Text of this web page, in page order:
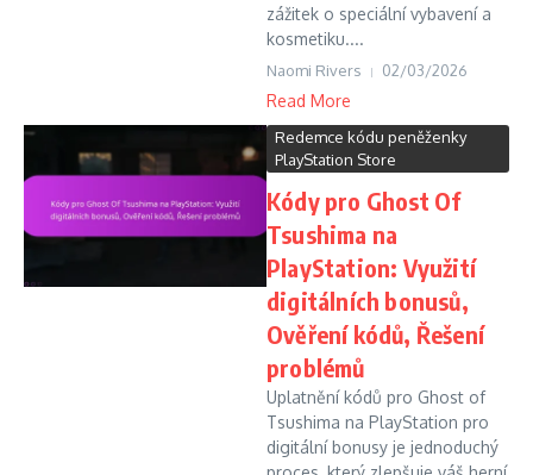
zážitek o speciální vybavení a
kosmetiku....
Naomi Rivers 02/03/2026
Read More
Redemce kódu peněženky
PlayStation Store
Kódy pro Ghost Of
Tsushima na
PlayStation: Využití
digitálních bonusů,
Ověření kódů, Řešení
problémů
Uplatnění kódů pro Ghost of
Tsushima na PlayStation pro
digitální bonusy je jednoduchý